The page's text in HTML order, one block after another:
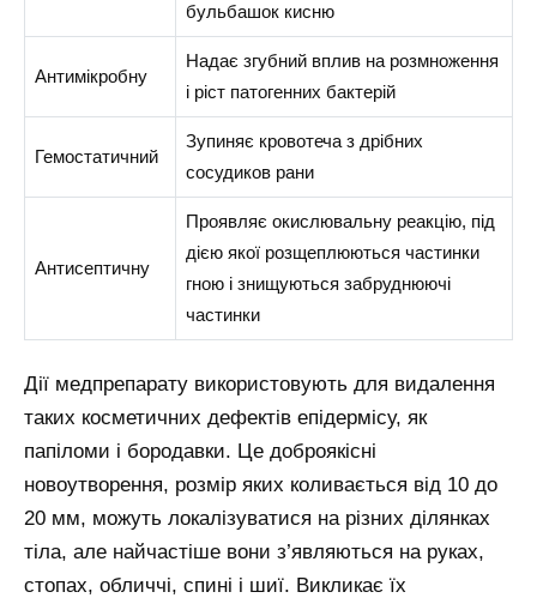
бульбашок кисню
Антимікробну
Надає згубний вплив на розмноження
і ріст патогенних бактерій
Гемостатичний
Зупиняє кровотеча з дрібних
сосудиков рани
Антисептичну
Проявляє окислювальну реакцію, під
дією якої розщеплюються частинки
гною і знищуються забруднюючі
частинки
Дії медпрепарату використовують для видалення
таких косметичних дефектів епідермісу, як
папіломи і бородавки. Це доброякісні
новоутворення, розмір яких коливається від 10 до
20 мм, можуть локалізуватися на різних ділянках
тіла, але найчастіше вони з’являються на руках,
стопах, обличчі, спині і шиї. Викликає їх